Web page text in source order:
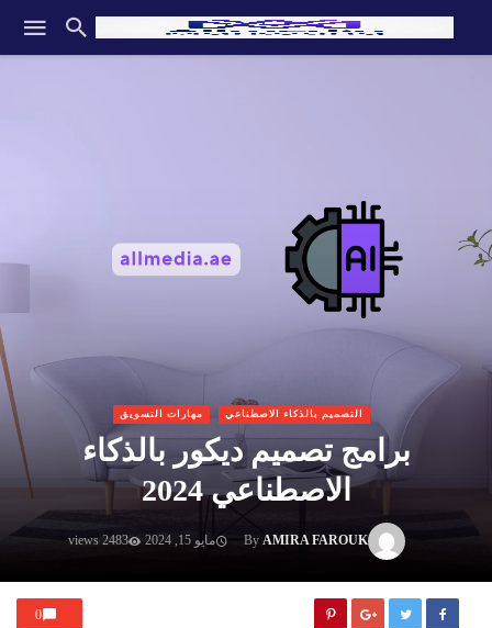
التصميم بالذكاء الاصطناعي مهارات التسويق
برامج تصميم ديكور بالذكاء
الاصطناعي 2024
By AMIRA FAROUK مايو 15, 2024 2483 views
0